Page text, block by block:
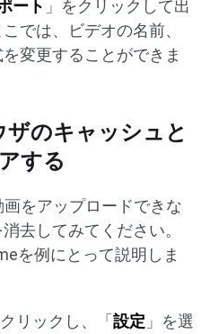
ート 」をクリックして出
では、ビデオの名前、
変更することができま
のキャッシュと
する
をアップロードできな
去してみてください。
を例にとって説明しま
リックし、「設定 」を選